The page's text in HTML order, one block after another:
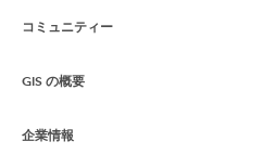
ArcGIS の概要
マッピング
コミュニティー
Esri Community
ArcGIS ブログ
GIS の概要
GIS とは
企業情報